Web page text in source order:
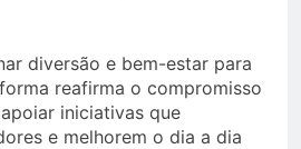
diversão e bem-estar para
reafirma o compromisso
iniciativas que
e melhorem o dia a dia